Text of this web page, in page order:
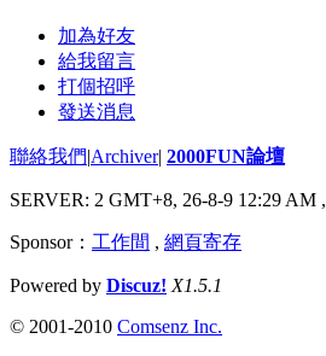
加為好友
給我留言
打個招呼
發送消息
聯絡我們|Archiver| 2000FUN論壇
SERVER: 2 GMT+8, 26-8-9 12:29 AM
Sponsor： 工作間 , 網頁寄存
Powered by Discuz! X1.5.1
© 2001-2010 Comsenz Inc.